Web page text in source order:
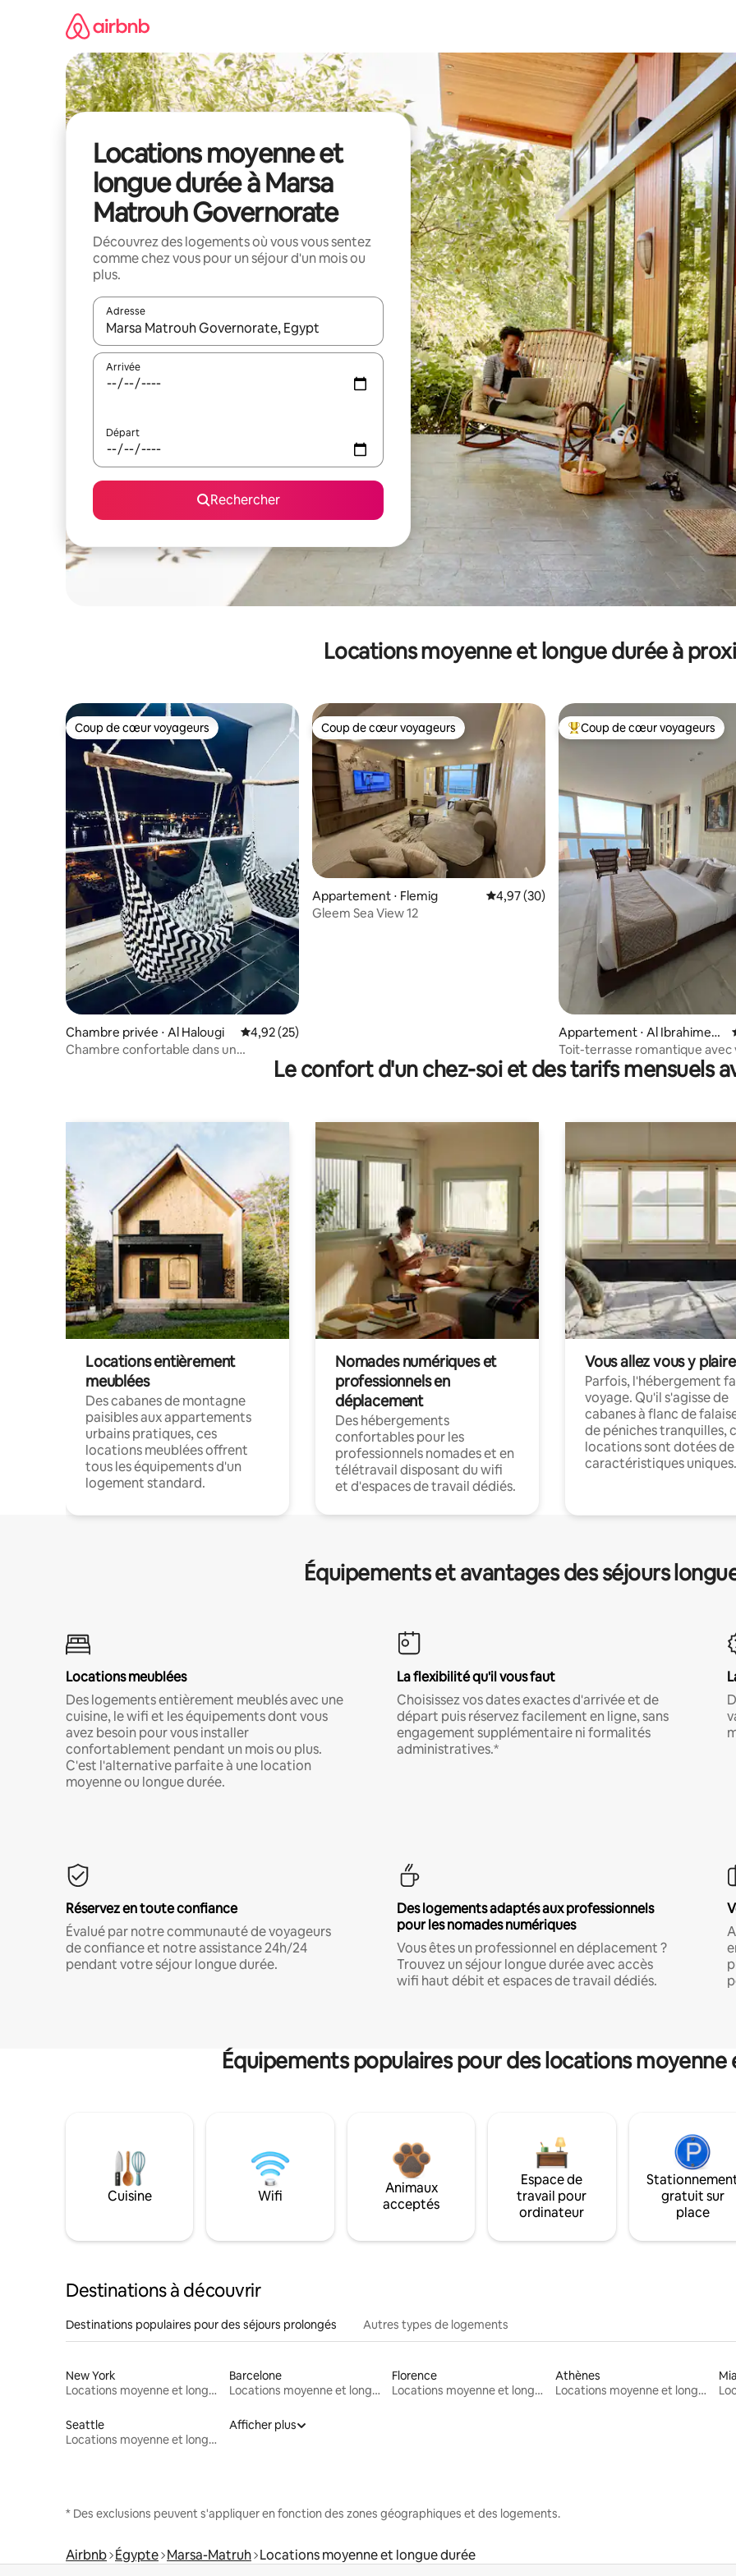
Locations moyenne et
longue durée à Marsa
Matrouh Governorate
Découvrez des logements où vous vous sentez
comme chez vous pour un séjour d'un mois ou
plus.
Adresse
Lorsque les résultats s'affichent, utilisez les flèches vers le haut et vers le bas pour les parcourir ou en appuyant et en
Arrivée
Départ
Rechercher
Locations moyenne et longue durée à
Coup de cœur voyageurs
Coup de cœur voyageurs
Chambre privée ⋅ Al Halougi Évaluation moyenne sur la base de 25 commentaires : 4,92 sur 5
4,92 (25)
Chambre confortable dans un
Coup de cœur voyageurs
Coup de cœur voyageurs
Appartement ⋅ Flemig Évaluation moyenne sur la base de 30
4,97 (30)
Gleem Sea View 12
Coups de cœur voyageurs les
Coup de cœur voyageurs
Appartement ⋅ Al Ibrahimeya
h Bahri WA Sidi Gaber
Toit-terrasse romantique avec
mer
Le confort d'un chez-soi et des tarifs mensuels
Locations entièrement
meublées
Des cabanes de montagne
paisibles aux appartements
urbains pratiques, ces
locations meublées offrent
tous les équipements d'un
logement standard.
Nomades numériques et
professionnels en
déplacement
Des hébergements
confortables pour les
professionnels nomades et en
télétravail disposant du wifi
et d'espaces de travail dédiés.
Vous allez vous y plaire
Parfois, l'hébergement
voyage. Qu'il s'agisse de
cabanes à flanc de
de péniches tranquilles,
locations sont dotées de
caractéristiques uniques.
Équipements et avantages des séjours
Locations meublées
Des logements entièrement meublés avec une
cuisine, le wifi et les équipements dont vous
avez besoin pour vous installer
confortablement pendant un mois ou plus.
C'est l'alternative parfaite à une location
moyenne ou longue durée.
La flexibilité qu'il vous faut
Choisissez vos dates exactes d'arrivée et de
départ puis réservez facilement en ligne, sans
engagement supplémentaire ni formalités
administratives.*
Réservez en toute confiance
Évalué par notre communauté de voyageurs
de confiance et notre assistance 24h/24
pendant votre séjour longue durée.
Des logements adaptés aux professionnels
pour les nomades numériques
Vous êtes un professionnel en déplacement ?
Trouvez un séjour longue durée avec accès
wifi haut débit et espaces de travail dédiés.
Équipements populaires pour des locations
Cuisine Wifi
Animaux
acceptés
Espace de
travail pour
ordinateur
gratuit sur
place
Destinations à découvrir
Destinations populaires pour des séjours prolongés Autres types de logements
New York
Locations moyenne et longue durée
Barcelone
Locations moyenne et longue durée
Florence
Locations moyenne et longue durée
Athènes
Locations moyenne et longue durée
Seattle
Locations moyenne et longue durée
Afficher plus
* Des exclusions peuvent s'appliquer en fonction des zones géographiques et des logements.
Airbnb Égypte Marsa-Matruh Locations moyenne et longue durée